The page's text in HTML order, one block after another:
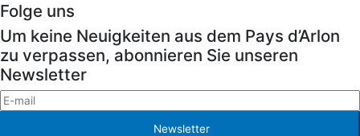
Folge uns
Um keine Neuigkeiten aus dem Pays d’Arlon
zu verpassen, abonnieren Sie unseren
Newsletter
Newsletter